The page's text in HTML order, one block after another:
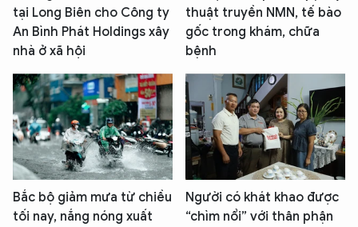
tại Long Biên cho Công ty
An Bình Phát Holdings xây
nhà ở xã hội
thuật truyền NMN, tế bào
gốc trong khám, chữa
bệnh
Bắc bộ giảm mưa từ chiều
tối nay, nắng nóng xuất
Người có khát khao được
“chìm nổi” với thân phận
XIN CHÀO,
TÔI LÀ CHATBOT CỦA
Hãy hỏi tôi bất kỳ điều gì bạn cần biết về
An Ninh Thủ Đô nhé. Tôi sẵn sàng hỗ trợ!